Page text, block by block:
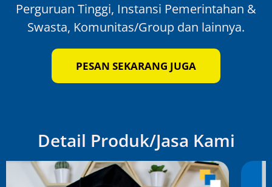
Perguruan Tinggi, Instansi Pemerintahan &
Swasta, Komunitas/Group dan lainnya.
PESAN SEKARANG JUGA
Detail Produk/Jasa Kami